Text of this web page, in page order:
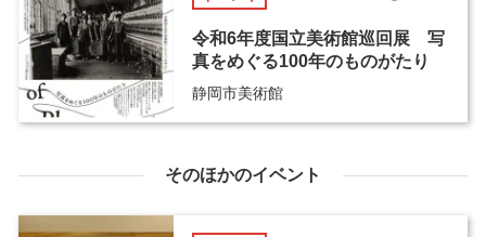
令和6年度国立美術館巡回展 写
真をめぐる100年のものがたり
静岡市美術館
そのほかのイベント